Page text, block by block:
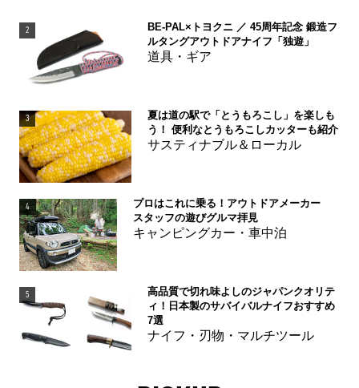
2
BE-PAL×トヨクニ ／ 45周年記念 鍛造フ
ルタングアウトドアナイフ「独遊」
道具・ギア
3
夏は道の駅で「とうもろこし」を楽しも
う！ 便利なとうもろこしカッターも紹介
サスティナブル＆ローカル
4
プロはこれに乗る！アウトドアメーカー
スタッフの遊びグルマ拝見
キャンピングカー・車中泊
5
高品質で切れ味よしのジャパンクオリテ
ィ！日本製のサバイバルナイフおすすめ
7選
ナイフ・刃物・マルチツール